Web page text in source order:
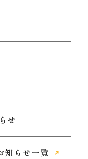
せ
知らせ一覧